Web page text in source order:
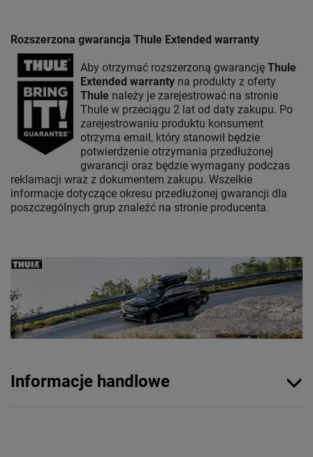
Rozszerzona gwarancja Thule Extended warranty
Aby otrzymać rozszerzoną gwarancję Thule
Extended warranty na produkty z oferty
Thule należy je zarejestrować na stronie
Thule w przeciągu 2 lat od daty zakupu. Po
zarejestrowaniu produktu konsument
otrzyma email, który stanowił będzie
potwierdzenie otrzymania przedłużonej
gwarancji oraz będzie wymagany podczas
reklamacji wraz z dokumentem zakupu. Wszelkie
informacje dotyczące okresu przedłużonej gwarancji dla
poszczególnych grup znaleźć na stronie producenta.
Informacje handlowe